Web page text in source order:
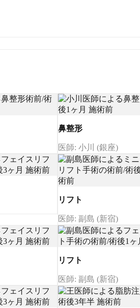
鼻整形
医師: 小川 (銀座)
リフト
医師: 副島 (新宿)
リフト
医師: 副島 (新宿)